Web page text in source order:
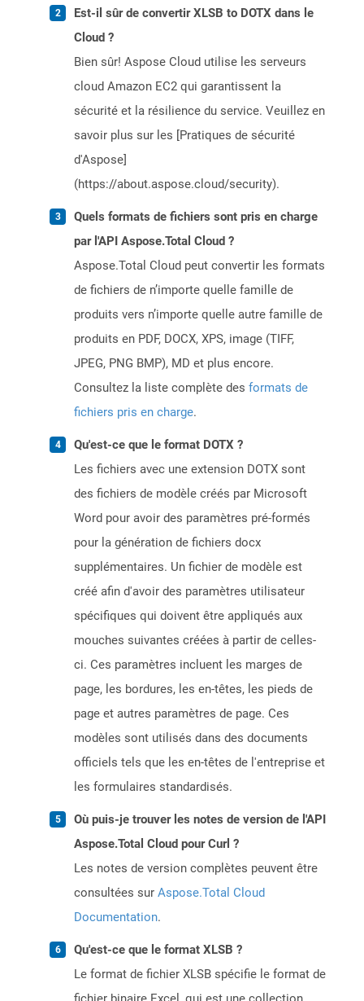
Est-il sûr de convertir XLSB to DOTX dans le
Cloud ?
Bien sûr! Aspose Cloud utilise les serveurs
cloud Amazon EC2 qui garantissent la
sécurité et la résilience du service. Veuillez en
savoir plus sur les [Pratiques de sécurité
d'Aspose]
(https://about.aspose.cloud/security).
Quels formats de fichiers sont pris en charge
par l'API Aspose.Total Cloud ?
Aspose.Total Cloud peut convertir les formats
de fichiers de n’importe quelle famille de
produits vers n’importe quelle autre famille de
produits en PDF, DOCX, XPS, image (TIFF,
JPEG, PNG BMP), MD et plus encore.
Consultez la liste complète des formats de
fichiers pris en charge.
Qu'est-ce que le format DOTX ?
Les fichiers avec une extension DOTX sont
des fichiers de modèle créés par Microsoft
Word pour avoir des paramètres pré-formés
pour la génération de fichiers docx
supplémentaires. Un fichier de modèle est
créé afin d'avoir des paramètres utilisateur
spécifiques qui doivent être appliqués aux
mouches suivantes créées à partir de celles-
ci. Ces paramètres incluent les marges de
page, les bordures, les en-têtes, les pieds de
page et autres paramètres de page. Ces
modèles sont utilisés dans des documents
officiels tels que les en-têtes de l'entreprise et
les formulaires standardisés.
Où puis-je trouver les notes de version de l'API
Aspose.Total Cloud pour Curl ?
Les notes de version complètes peuvent être
consultées sur Aspose.Total Cloud
Documentation.
Qu'est-ce que le format XLSB ?
Le format de fichier XLSB spécifie le format de